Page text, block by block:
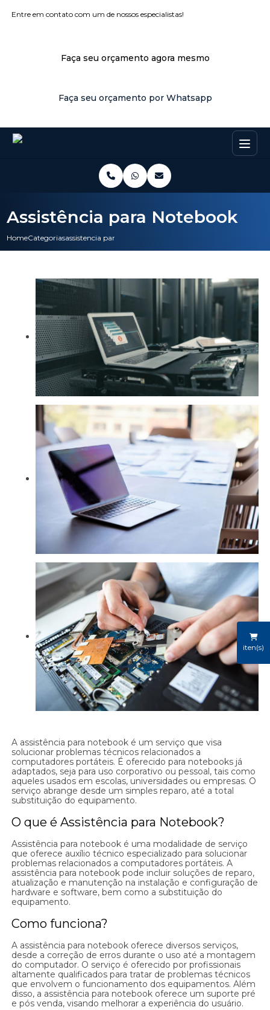
Entre em contato com um de nossos especialistas!
Faça seu orçamento agora mesmo
Faça seu orçamento por Whatsapp
iten(s)
HomeCategoriasassistencia para notebook
Assistência para Notebook
A assistência para notebook é um serviço que visa
solucionar problemas técnicos relacionados a
computadores portáteis. É oferecido para notebooks já
adaptados, seja para uso corporativo ou pessoal, tais como
aqueles usados em escolas, universidades ou empresas. O
serviço abrange desde um simples reparo, até a total
substituição do equipamento.
O que é Assistência para Notebook?
Assistência para notebook é uma modalidade de serviço
que oferece auxílio técnico especializado para solucionar
problemas relacionados a computadores portáteis. A
assistência para notebook pode incluir soluções de reparo,
atualização e manutenção na instalação e configuração de
hardware e software, bem como a substituição do
equipamento.
Como funciona?
A assistência para notebook oferece diversos serviços,
desde a correção de erros durante o uso até a montagem
do computador. O serviço é oferecido por profissionais
altamente qualificados para tratar de problemas técnicos
que envolvem o funcionamento dos equipamentos. Além
disso, a assistência para notebook oferece um suporte pré
e pós venda, visando melhorar a experiência do usuário.